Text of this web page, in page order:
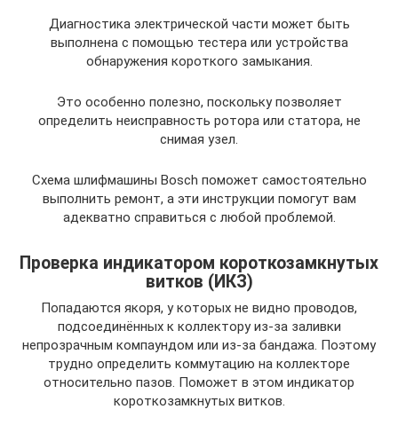
Диагностика электрической части может быть
выполнена с помощью тестера или устройства
обнаружения короткого замыкания.
Это особенно полезно, поскольку позволяет
определить неисправность ротора или статора, не
снимая узел.
Схема шлифмашины Bosch поможет самостоятельно
выполнить ремонт, а эти инструкции помогут вам
адекватно справиться с любой проблемой.
Проверка индикатором короткозамкнутых
витков (ИКЗ)
Попадаются якоря, у которых не видно проводов,
подсоединённых к коллектору из-за заливки
непрозрачным компаундом или из-за бандажа. Поэтому
трудно определить коммутацию на коллекторе
относительно пазов. Поможет в этом индикатор
короткозамкнутых витков.